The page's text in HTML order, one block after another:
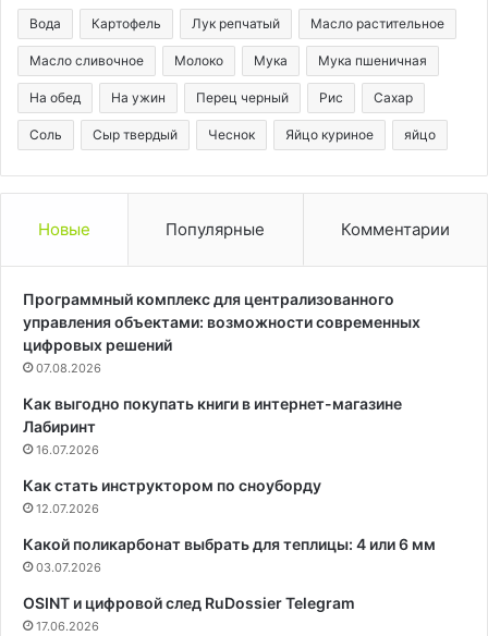
Вода Картофель Лук репчатый Масло растительное
Масло сливочное Молоко Мука Мука пшеничная
На обед На ужин Перец черный Рис Сахар
Соль Сыр твердый Чеснок Яйцо куриное яйцо
Новые Популярные Комментарии
Программный комплекс для централизованного
управления объектами: возможности современных
цифровых решений
07.08.2026
Как выгодно покупать книги в интернет-магазине
Лабиринт
16.07.2026
Как стать инструктором по сноуборду
12.07.2026
Какой поликарбонат выбрать для теплицы: 4 или 6 мм
03.07.2026
OSINT и цифровой след RuDossier Telegram
17.06.2026